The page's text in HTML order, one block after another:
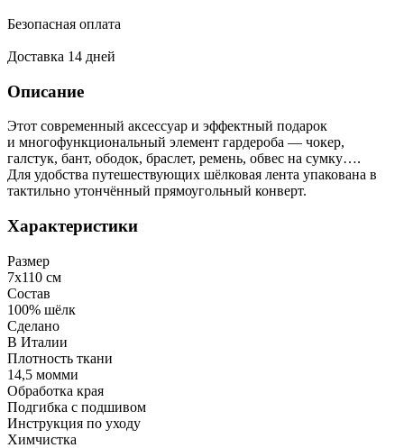
Безопасная оплата
Доставка 14 дней
Описание
Этот современный аксессуар и эффектный подарок
и многофункциональный элемент гардероба — чокер,
галстук, бант, ободок, браслет, ремень, обвес на сумку….
Для удобства путешествующих шёлковая лента упакована в
тактильно утончённый прямоугольный конверт.
Характеристики
Размер
7х110 см
Состав
100% шёлк
Сделано
В Италии
Плотность ткани
14,5 момми
Обработка края
Подгибка с подшивом
Инструкция по уходу
Химчистка